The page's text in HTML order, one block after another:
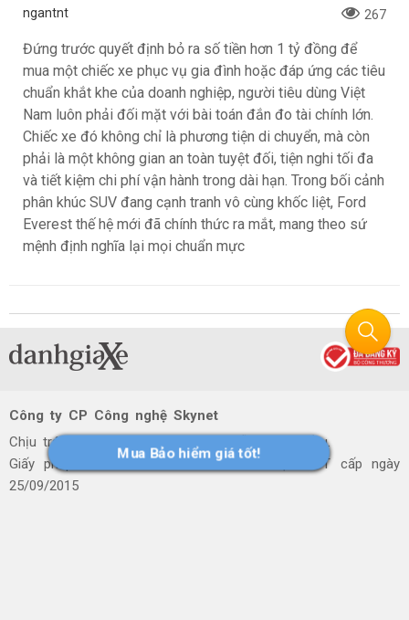
ngantnt 267
Đứng trước quyết định bỏ ra số tiền hơn 1 tỷ đồng để
mua một chiếc xe phục vụ gia đình hoặc đáp ứng các tiêu
chuẩn khắt khe của doanh nghiệp, người tiêu dùng Việt
Nam luôn phải đối mặt với bài toán đắn đo tài chính lớn.
Chiếc xe đó không chỉ là phương tiện di chuyển, mà còn
phải là một không gian an toàn tuyệt đối, tiện nghi tối đa
và tiết kiệm chi phí vận hành trong dài hạn. Trong bối cảnh
phân khúc SUV đang cạnh tranh vô cùng khốc liệt, Ford
Everest thế hệ mới đã chính thức ra mắt, mang theo sứ
mệnh định nghĩa lại mọi chuẩn mực
Mua Bảo hiểm giá tốt!
Công ty CP Công nghệ Skynet
Chịu trách nhiệm nội dung: Võ Nguyễn Đăng Triều.
Giấy phép MXH số 491/GP-BTTTT do Bộ TTTT cấp ngày
25/09/2015